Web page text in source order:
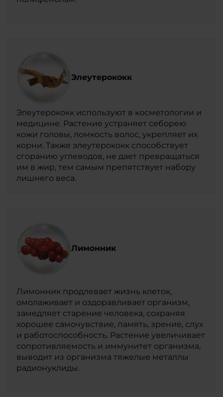
Элеутерококк
Элеутерококк используют в косметологии и
медицине. Растение устраняет себорею
кожи головы, ломкость волос, укрепляет их
корни. Также элеутерококк способствует
сгоранию углеводов, не дает превращаться
им в жир, тем самым препятствует набору
лишнего веса.
Лимонник
Лимонник продлевает жизнь клеток,
омолаживает и оздоравливает организм,
замедляет старение человека, сохраняя
хорошее самочувствие, память, зрение, слух
и работоспособность. Растение увеличивает
сопротивляемость и иммунитет организма,
выводит из организма тяжелые металлы
радионуклиды.